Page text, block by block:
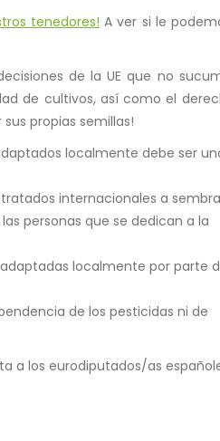
tenedores! A ver si le
de la UE que no
de cultivos, así como el
propias semillas!
localmente debe ser
internacionales a
personas que se dedican a la
localmente por parte
de los pesticidas ni de
a los eurodiputados/as